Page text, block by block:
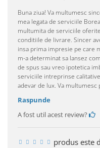
Buna ziua! Va multumesc
mea legata de serviciile
multumita de serviciile
conditiile de livrare. Sincer
insa prima impresie pe care
m-a determinat sa lansez
de spus sau vreo ipotetica
serviciile intreprinse
adevar de lux. Va
Raspunde
A fost util acest review?
produs este